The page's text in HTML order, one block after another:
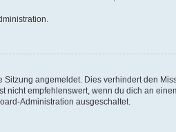
angemeldet. Dies verhindert den
empfehlenswert, wenn du dich an
Administration ausgeschaltet.